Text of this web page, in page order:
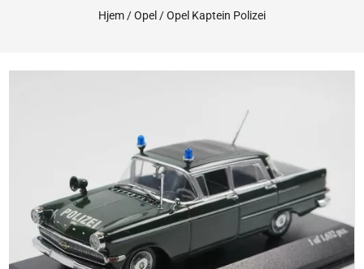
Hjem /Opel / Opel Kaptein Polizei